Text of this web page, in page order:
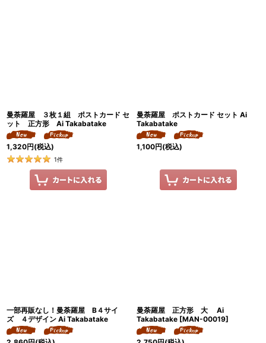
曼荼羅屋 ３枚１組 ポストカード セ
ット 正方形 Ai Takabatake
1,320円(税込)
1件
曼荼羅屋 ポストカード セット Ai
Takabatake
1,100円(税込)
一部再販なし！曼荼羅屋 B４サイ
ズ ４デザイン Ai Takabatake
曼荼羅屋 正方形 大 Ai
Takabatake [MAN-00019]